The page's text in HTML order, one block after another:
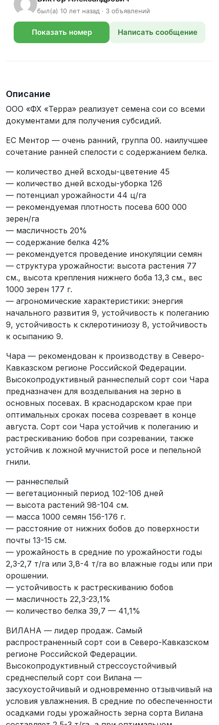
был(а) 10 лет назад · 3 объявлений
Показать номер Написать сообщение
Описание
ООО «ФХ «Терра» реализует семена сои со всеми
документами для получения субсидий.
ЕС Ментор — очень ранний, группа 00. наилучшее
сочетание ранней спелости с содержанием белка.
— количество дней всходы-цветение 45
— количество дней всходы-уборка 126
— потенциал урожайности 44 ц/га
— рекомендуемая плотность посева 600 000
зерен/га
— масличность 20%
— содержание белка 42%
— рекомендуется проведение инокуляции семян
— структура урожайности: высота растения 77
см., высота крепления нижнего боба 13,3 см., вес
1000 зерен 177 г.
— агрономические характеристики: энергия
начального развития 9, устойчивость к полеганию
9, устойчивость к склеротиниозу 8, устойчивость
к осыпанию 9.
Чара — рекомендован к производству в Северо-
Кавказском регионе Российской Федерации.
Высокопродуктивный раннеспелый сорт сои Чара
предназначен для возделывания на зерно в
основных посевах. В краснодарском крае при
оптимальных сроках посева созревает в конце
августа. Сорт сои Чара устойчив к полеганию и
растрескиванию бобов при созревании, также
устойчив к ложной мучнистой росе и пепельной
гнили.
— раннеспелый
— вегетационный период 102-106 дней
— высота растений 98-104 см.
— масса 1000 семян 156-176 г.
— расстояние от нижних бобов до поверхности
почты 13-15 см.
— урожайность в средние по урожайности годы
2,3-2,7 т/га или 3,8-4 т/га во влажные годы или при
орошении.
— устойчивость к растрескиванию бобов
— масличность 22,3-23,1%
— количество белка 39,7 — 41,1%
ВИЛАНА — лидер продаж. Самый
распространенный сорт сои в Северо-Кавказском
регионе Российской Федерации.
Высокопродуктивный стрессоустойчивый
среднеспелый сорт сои Вилана —
засухоустойчивый и одновременно отзывчивый на
условия увлажнения. В средние по обеспеченности
осадками годы урожайность зерна сорта Вилана